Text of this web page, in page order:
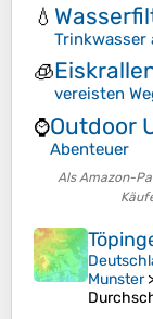
💧
Trinkwasser
🧊
vereisten
⌚Outdoor
Abenteuer
Als Amazon-
Munster